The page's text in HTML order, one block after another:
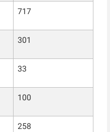
717
301
33
100
258